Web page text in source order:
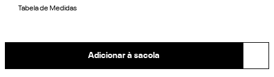
Tabela de Medidas
Adicionar à sacola